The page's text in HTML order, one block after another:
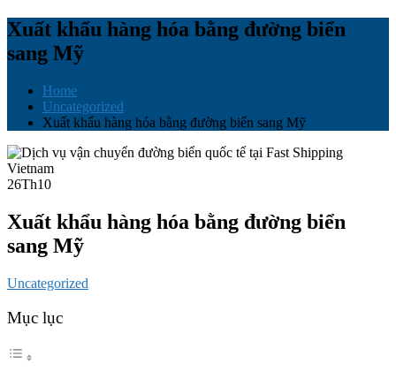
Xuất khẩu hàng hóa bằng đường biển
sang Mỹ
Home
Uncategorized
Xuất khẩu hàng hóa bằng đường biển sang Mỹ
26Th10
Xuất khẩu hàng hóa bằng đường biển
sang Mỹ
Uncategorized
Mục lục